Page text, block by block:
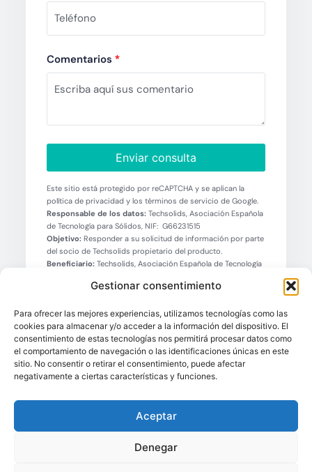
Gestionar consentimiento
Para ofrecer las mejores experiencias, utilizamos tecnologías como las
cookies para almacenar y/o acceder a la información del dispositivo. El
consentimiento de estas tecnologías nos permitirá procesar datos como
el comportamiento de navegación o las identificaciones únicas en este
sitio. No consentir o retirar el consentimiento, puede afectar
negativamente a ciertas características y funciones.
Aceptar
Denegar
Comentarios *
Enviar consulta
Este sitio está protegido por reCAPTCHA y se aplican la
política de privacidad y los términos de servicio de Google.
Responsable de los datos:Techsolids, Asociación Española
de Tecnología para Sólidos, NIF: G66231515
Objetivo:Responder a su solicitud de información por parte
del socio de Techsolids propietario del producto.
Beneficiario:Techsolids, Asociación Española de Tecnología
Sus derechos:Puede editar, recuperar y eliminar su
contacto reflejados en la sección de Política de Privacidad.
Tratamiento:Sus datos no se almacenarán más allá del
tiempo que estén en el cliente de correo electrónico del
socio de Techsolids.